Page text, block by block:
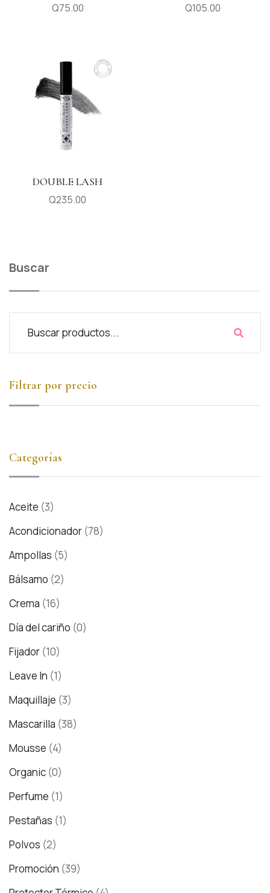
Buscar
Filtrar por precio
Categorías
Aceite (3)
Acondicionador (78)
Ampollas (5)
Bálsamo (2)
Crema (16)
Día del cariño (0)
Fijador (10)
Leave In (1)
Maquillaje (3)
Mascarilla (38)
Mousse (4)
Organic (0)
Perfume (1)
Pestañas (1)
Polvos (2)
Promoción (39)
Q75.00
Q105.00
DOUBLE LASH
Q235.00